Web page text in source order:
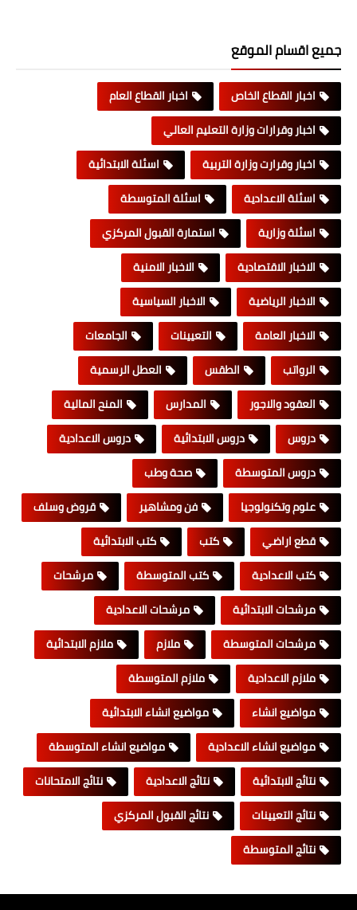
جميع اقسام الموقع
اخبار القطاع الخاص
اخبار القطاع العام
اخبار وقرارات وزارة التعليم العالي
اخبار وقرارت وزارة التربية
اسئلة الابتدائية
اسئلة الاعدادية
اسئلة المتوسطة
اسئلة وزارية
استمارة القبول المركزي
الاخبار الاقتصادية
الاخبار الامنية
الاخبار الرياضية
الاخبار السياسية
الاخبار العامة
التعيينات
الجامعات
الرواتب
الطقس
العطل الرسمية
العقود والاجور
المدارس
المنح المالية
دروس
دروس الابتدائية
دروس الاعدادية
دروس المتوسطة
صحة وطب
علوم وتكنولوجيا
فن ومشاهير
قروض وسلف
قطع اراضي
كتب
كتب الابتدائية
كتب الاعدادية
كتب المتوسطة
مرشحات
مرشحات الابتدائية
مرشحات الاعدادية
مرشحات المتوسطة
ملازم
ملازم الابتدائية
ملازم الاعدادية
ملازم المتوسطة
مواضيع انشاء
مواضيع انشاء الابتدائية
مواضيع انشاء الاعدادية
مواضيع انشاء المتوسطة
نتائج الابتدائية
نتائج الاعدادية
نتائج الامتحانات
نتائج التعيينات
نتائج القبول المركزي
نتائج المتوسطة